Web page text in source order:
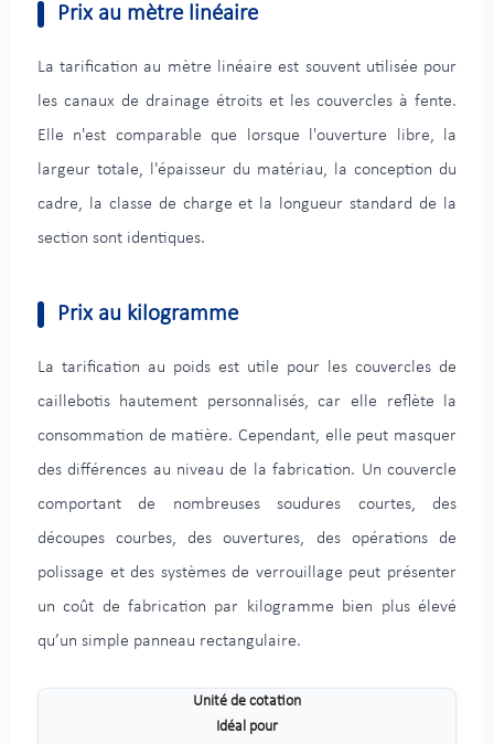
Prix au mètre linéaire
La tarification au mètre linéaire est souvent utilisée pour
les canaux de drainage étroits et les couvercles à fente.
Elle n'est comparable que lorsque l'ouverture libre, la
largeur totale, l'épaisseur du matériau, la conception du
cadre, la classe de charge et la longueur standard de la
section sont identiques.
Prix au kilogramme
La tarification au poids est utile pour les couvercles de
caillebotis hautement personnalisés, car elle reflète la
consommation de matière. Cependant, elle peut masquer
des différences au niveau de la fabrication. Un couvercle
comportant de nombreuses soudures courtes, des
découpes courbes, des ouvertures, des opérations de
polissage et des systèmes de verrouillage peut présenter
un coût de fabrication par kilogramme bien plus élevé
qu’un simple panneau rectangulaire.
Unité de cotation
Idéal pour